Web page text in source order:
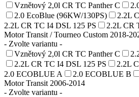
Vznětový 2,0l CR TC Panther C
2.0 EcoBlue (96KW/130PS)
2.2L
2.2L CR TC I4 DSL 125 PS
2.2L CR
Motor Transit / Tourneo Custom 2018-
- Zvolte variantu -
Vznětový 2,0l CR TC Panther C
2.2L CR TC I4 DSL 125 PS
2.2L
2.0 ECOBLUE A
2.0 ECOBLUE B
Motor Transit 2006-2014
- Zvolte variantu -